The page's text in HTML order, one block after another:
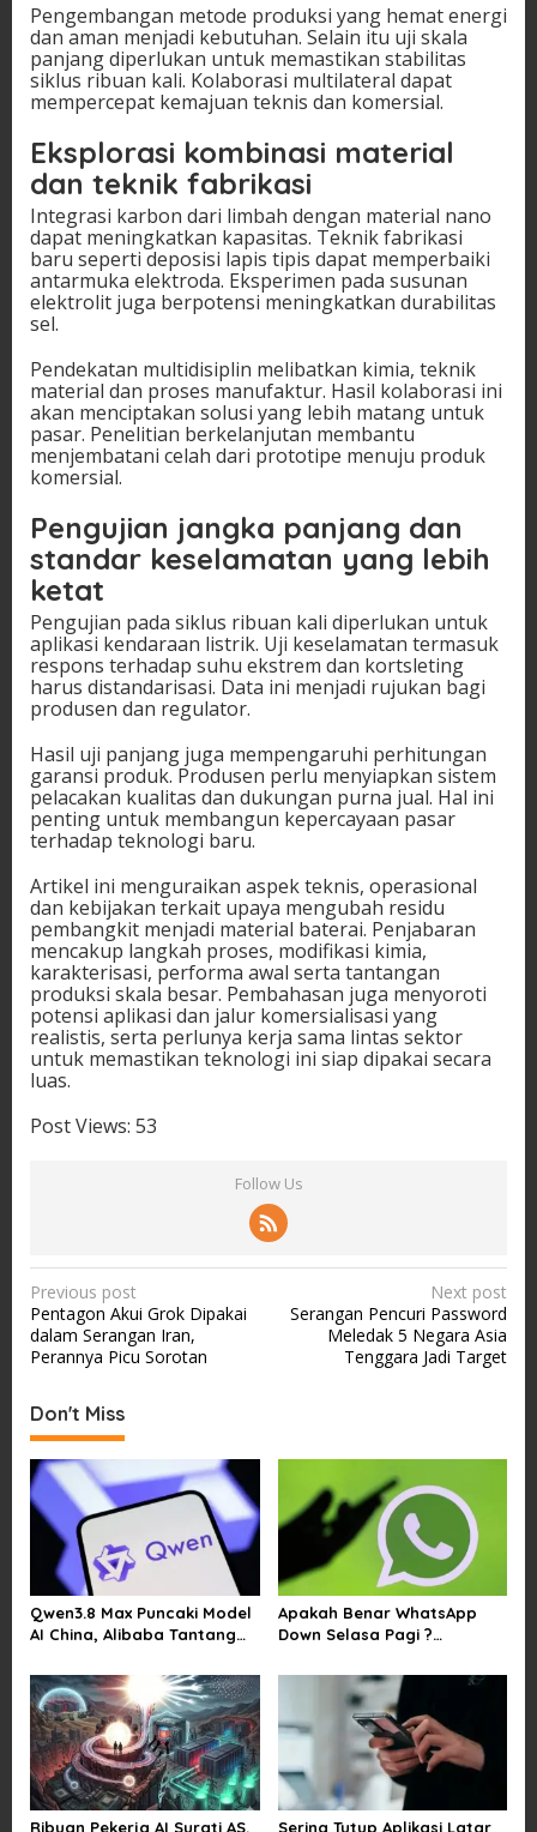
Pengembangan metode produksi yang hemat energi
dan aman menjadi kebutuhan. Selain itu uji skala
panjang diperlukan untuk memastikan stabilitas
siklus ribuan kali. Kolaborasi multilateral dapat
mempercepat kemajuan teknis dan komersial.
Eksplorasi kombinasi material
dan teknik fabrikasi
Integrasi karbon dari limbah dengan material nano
dapat meningkatkan kapasitas. Teknik fabrikasi
baru seperti deposisi lapis tipis dapat memperbaiki
antarmuka elektroda. Eksperimen pada susunan
elektrolit juga berpotensi meningkatkan durabilitas
sel.
Pendekatan multidisiplin melibatkan kimia, teknik
material dan proses manufaktur. Hasil kolaborasi ini
akan menciptakan solusi yang lebih matang untuk
pasar. Penelitian berkelanjutan membantu
menjembatani celah dari prototipe menuju produk
komersial.
Pengujian jangka panjang dan
standar keselamatan yang lebih
ketat
Pengujian pada siklus ribuan kali diperlukan untuk
aplikasi kendaraan listrik. Uji keselamatan termasuk
respons terhadap suhu ekstrem dan kortsleting
harus distandarisasi. Data ini menjadi rujukan bagi
produsen dan regulator.
Hasil uji panjang juga mempengaruhi perhitungan
garansi produk. Produsen perlu menyiapkan sistem
pelacakan kualitas dan dukungan purna jual. Hal ini
penting untuk membangun kepercayaan pasar
terhadap teknologi baru.
Artikel ini menguraikan aspek teknis, operasional
dan kebijakan terkait upaya mengubah residu
pembangkit menjadi material baterai. Penjabaran
mencakup langkah proses, modifikasi kimia,
karakterisasi, performa awal serta tantangan
produksi skala besar. Pembahasan juga menyoroti
potensi aplikasi dan jalur komersialisasi yang
realistis, serta perlunya kerja sama lintas sektor
untuk memastikan teknologi ini siap dipakai secara
luas.
Post Views: 53
Follow Us
P
o
s
n
a
v
i
a
t
o
n
Previous post
Pentagon Akui Grok Dipakai
dalam Serangan Iran,
Perannya Picu Sorotan
Next post
Serangan Pencuri Password
Meledak 5 Negara Asia
Tenggara Jadi Target
Don't Miss
Qwen3.8 Max Puncaki Model
AI China, Alibaba Tantang
Apakah Benar WhatsApp
Down Selasa Pagi ?
Gambar dan Video di
Sejumlah Wilayah
Ribuan Pekerja AI Surati AS, Sering Tutup Aplikasi Latar